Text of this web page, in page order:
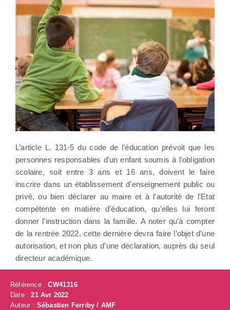
L’article L. 131-5 du code de l’éducation prévoit que les
personnes responsables d'un enfant soumis à l'obligation
scolaire, soit entre 3 ans et 16 ans, doivent le faire
inscrire dans un établissement d'enseignement public ou
privé, ou bien déclarer au maire et à l'autorité de l'Etat
compétente en matière d'éducation, qu'elles lui feront
donner l'instruction dans la famille. A noter qu’à compter
de la rentrée 2022, cette dernière devra faire l’objet d’une
autorisation, et non plus d’une déclaration, auprès du seul
directeur académique.
Référence :CW41316
Date :21 Avr 2022
Auteur : Sébastien Ferriby / AMF